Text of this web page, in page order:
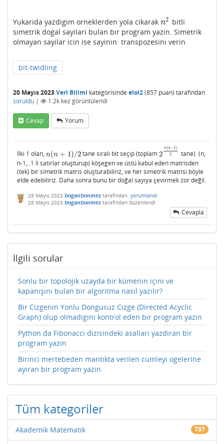
Yukarida yazdigim orneklerden yola cikarak n2
n2 bitli
simetrik dogal sayilari bulan bir program yazin. Simetrik
olmayan sayilar icin ise sayinin transpozesini verin
bit-twidling
20 Mayıs 2023Veri Bilimi kategorisinde eloi2(857 puan) tarafından
soruldu | 1.2k kez görüntülendi
Cevap Yorum
İlki 1 olan, n(n + 1)/2
n(n+ 1)/ 2 tane sıralı bit seçip (toplam2
n(n−1)
2
2 n 2
tane) (n,
n-1,..1 li satırlar oluşturup) köşegen ve üstü kabul eden matrisden
(tek) bir simetrik matris oluşturabiliriz, ve her simetrik matrisi böyle
elde edebiliriz. Daha sonra bunu bir doğal sayıya çevirmek zor değil.
28 Mayıs 2023 DoganDonmez tarafından yorumlandı
28 Mayıs 2023 DoganDonmez tarafından düzenlendi
Cevapla
İlgili sorular
Sonlu bir topolojik uzayda bir kümenin içini ve
kapanışını bulan bir algoritma nasıl yazılır?
Bir Cizgenin Yonlu Dongusuz Cizge (Directed Acyclic
Graph) olup olmadigini kontrol eden bir program yazin
Python da Fibonacci dizisindeki asallari yazdiran bir
program yazin
Birinci mertebeden mantikta verilen cumleyi ogelerine
ayiran bir program yazin
Tüm kategoriler
Akademik Matematik 737